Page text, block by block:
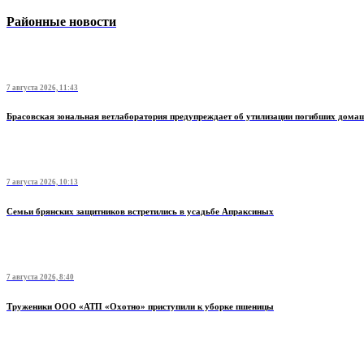
Районные новости
7 августа 2026, 11:43
Брасовская зональная ветлаборатория предупреждает об утилизации погибших
7 августа 2026, 10:13
Семьи брянских защитников встретились в усадьбе Апраксиных
7 августа 2026, 8:40
Труженики ООО «АТП «Охотно» приступили к уборке пшеницы